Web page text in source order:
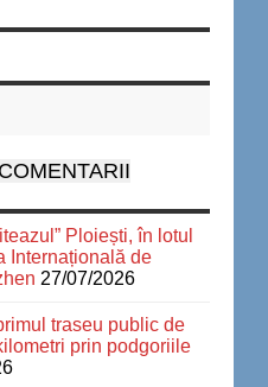
COMENTARII
Ploiești, în lotul
Internațională de
27/07/2026
traseu public de
prin podgoriile